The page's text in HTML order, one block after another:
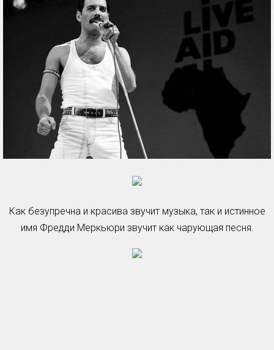
Как безупречна и красива звучит музыка, так и истинное
имя Фредди Меркьюри звучит как чарующая песня.